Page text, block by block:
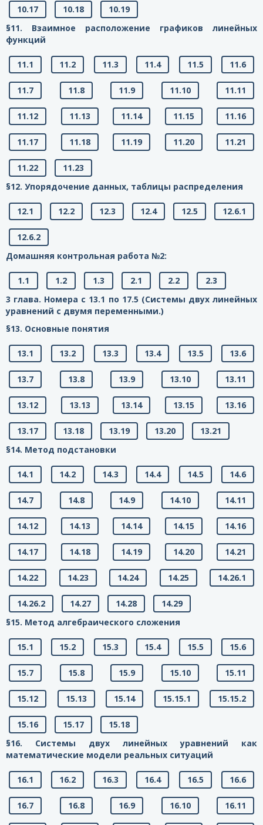
10.17 10.18
10.19
§11. Взаимное расположение графиков линейных
функций
11.1 11.2 11.3 11.4 11.5 11.6
11.7 11.8 11.9 11.10 11.11
11.12 11.13 11.14 11.15 11.16
11.17 11.18 11.19 11.20 11.21
11.22
11.23
§12. Упорядочение данных, таблицы распределения
12.1 12.2 12.3 12.4 12.5 12.6.1
12.6.2
Домашняя контрольная работа №2:
1.1 1.2 1.3 2.1 2.2
2.3
3 глава. Номера с 13.1 по 17.5 (Системы двух линейных
уравнений с двумя переменными.)
§13. Основные понятия
13.1 13.2 13.3 13.4 13.5 13.6
13.7 13.8 13.9 13.10 13.11
13.12 13.13 13.14 13.15 13.16
13.17 13.18 13.19 13.20
13.21
§14. Метод подстановки
14.1 14.2 14.3 14.4 14.5 14.6
14.7 14.8 14.9 14.10 14.11
14.12 14.13 14.14 14.15 14.16
14.17 14.18 14.19 14.20 14.21
14.22 14.23 14.24 14.25 14.26.1
14.26.2 14.27 14.28
14.29
§15. Метод алгебраического сложения
15.1 15.2 15.3 15.4 15.5 15.6
15.7 15.8 15.9 15.10 15.11
15.12 15.13 15.14 15.15.1 15.15.2
15.16 15.17
15.18
§16. Системы двух линейных уравнений как
математические модели реальных ситуаций
16.1 16.2 16.3 16.4 16.5 16.6
16.7 16.8 16.9 16.10 16.11